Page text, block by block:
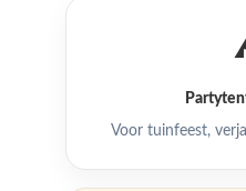
Voor tuinfeest,